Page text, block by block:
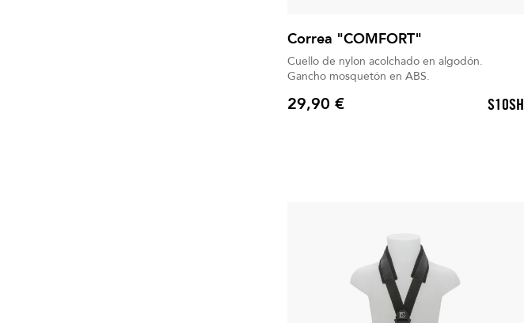
Correa "COMFORT"
Cuello de nylon acolchado en algodón.
Gancho mosquetón en ABS.
Precio
29,90 € S10SH